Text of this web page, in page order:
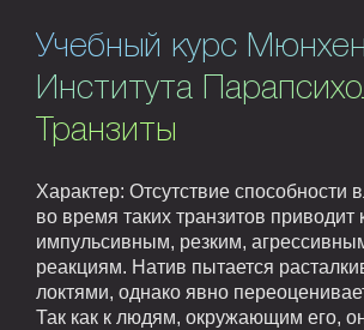
Учебный курс
Института
Транзиты
Характер: Отсутствие способности
во время таких транзитов приводит
импульсивным, резким,
реакциям. Натив пытается
локтями, однако явно
Так как к людям, окружающим его,